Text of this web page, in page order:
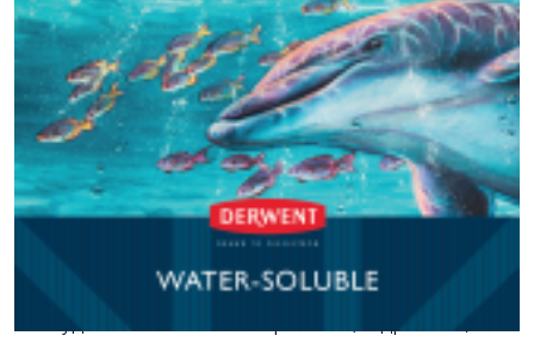
Новости 14 сентября 2018
Derwent- английский производитель